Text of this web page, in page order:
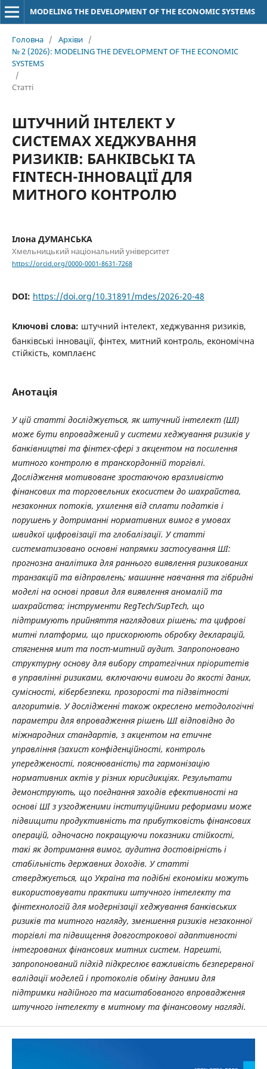
MODELING THE DEVELOPMENT OF THE ECONOMIC SYSTEMS
Головна / Архіви /
№ 2 (2026): MODELING THE DEVELOPMENT OF THE ECONOMIC
SYSTEMS
/
Статті
ШТУЧНИЙ ІНТЕЛЕКТ У
СИСТЕМАХ ХЕДЖУВАННЯ
РИЗИКІВ: БАНКІВСЬКІ ТА
FINTECH-ІННОВАЦІЇ ДЛЯ
МИТНОГО КОНТРОЛЮ
Ілона ДУМАНСЬКА
Хмельницький національний університет
https://orcid.org/0000-0001-8631-7268
DOI: https://doi.org/10.31891/mdes/2026-20-48
Ключові слова: штучний інтелект, хеджування ризиків,
банківські інновації, фінтех, митний контроль, економічна
стійкість, комплаєнс
Анотація
У цій статті досліджується, як штучний інтелект (ШІ)
може бути впроваджений у системи хеджування ризиків у
банківництві та фінтех-сфері з акцентом на посилення
митного контролю в транскордонній торгівлі.
Дослідження мотивоване зростаючою вразливістю
фінансових та торговельних екосистем до шахрайства,
незаконних потоків, ухилення від сплати податків і
порушень у дотриманні нормативних вимог в умовах
швидкої цифровізації та глобалізації. У статті
систематизовано основні напрямки застосування ШІ:
прогнозна аналітика для раннього виявлення ризикованих
транзакцій та відправлень; машинне навчання та гібридні
моделі на основі правил для виявлення аномалій та
шахрайства; інструменти RegTech/SupTech, що
підтримують прийняття наглядових рішень; та цифрові
митні платформи, що прискорюють обробку декларацій,
стягнення мит та пост-митний аудит. Запропоновано
структурну основу для вибору стратегічних пріоритетів
в управлінні ризиками, включаючи вимоги до якості даних,
сумісності, кібербезпеки, прозорості та підзвітності
алгоритмів. У дослідженні також окреслено методологічні
параметри для впровадження рішень ШІ відповідно до
міжнародних стандартів, з акцентом на етичне
управління (захист конфіденційності, контроль
упередженості, пояснюваність) та гармонізацію
нормативних актів у різних юрисдикціях. Результати
демонструють, що поєднання заходів ефективності на
основі ШІ з узгодженими інституційними реформами може
підвищити продуктивність та прибутковість фінансових
операцій, одночасно покращуючи показники стійкості,
такі як дотримання вимог, аудитна достовірність і
стабільність державних доходів. У статті
стверджується, що Україна та подібні економіки можуть
використовувати практики штучного інтелекту та
фінтехнологій для модернізації хеджування банківських
ризиків та митного нагляду, зменшення ризиків незаконної
торгівлі та підвищення довгострокової адаптивності
інтегрованих фінансових митних систем. Нарешті,
запропонований підхід підкреслює важливість безперервної
валідації моделей і протоколів обміну даними для
підтримки надійного та масштабованого впровадження
штучного інтелекту в митному та фінансовому нагляді.